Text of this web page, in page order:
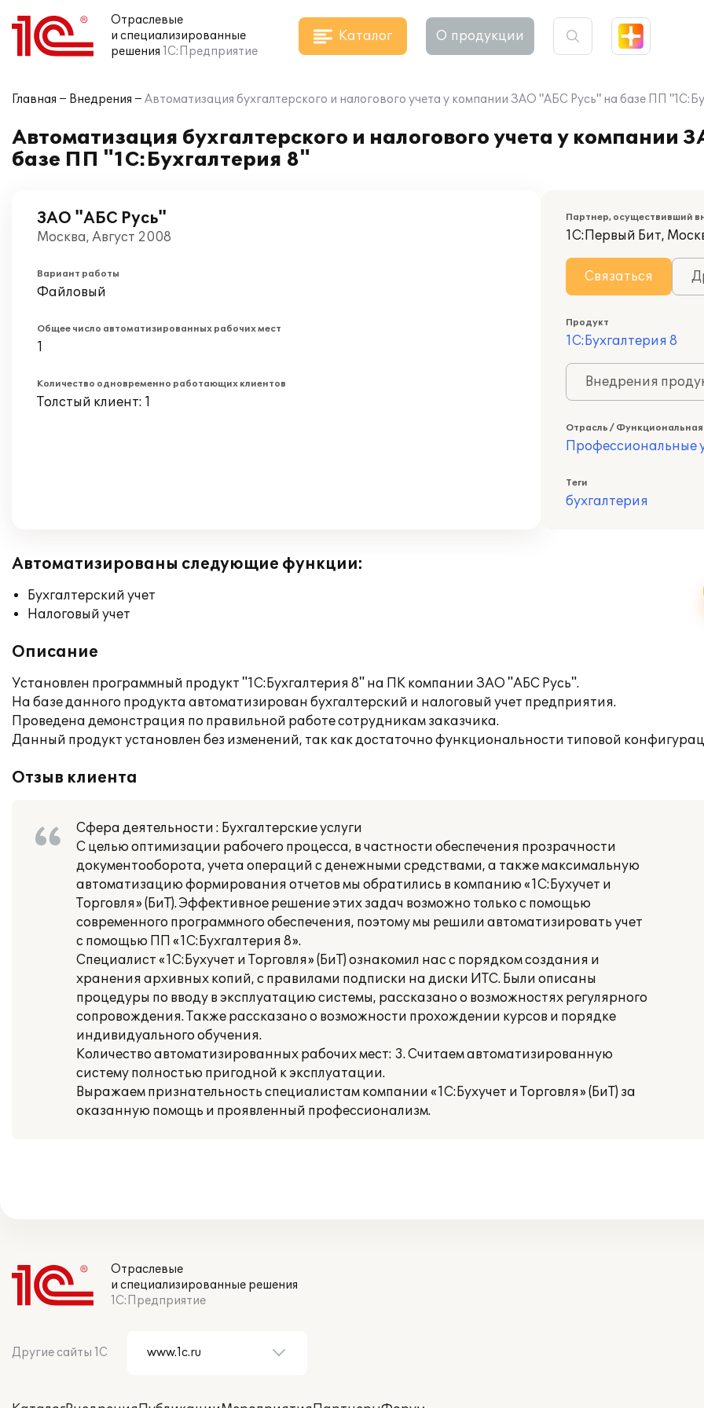
Отраслевые
и специализированные
решения 1С:Предприятие
Каталог О продукции
Главная Внедрения Автоматизация бухгалтерского и налогового учета у компании ЗАО "АБС Русь" на базе ПП
Автоматизация бухгалтерского и налогового учета у компании
базе ПП "1С:Бухгалтерия 8"
ЗАО "АБС Русь"
Москва, Август 2008
Вариант работы
Файловый
Общее число автоматизированных рабочих мест
1
Количество одновременно работающих клиентов
Толстый клиент: 1
Партнер, осуществивший
1С:Первый Бит,
Связаться
Продукт
1С:Бухгалтерия 8
Внедрения
Отрасль /
Профессиональные
Теги
бухгалтерия
Автоматизированы следующие функции:
Бухгалтерский учет
Налоговый учет
Описание
Установлен программный продукт "1С:Бухгалтерия 8" на ПК компании ЗАО "АБС Русь".
На базе данного продукта автоматизирован бухгалтерский и налоговый учет предприятия.
Проведена демонстрация по правильной работе сотрудникам заказчика.
Данный продукт установлен без изменений, так как достаточно функциональности типовой
Отзыв клиента
Сфера деятельности : Бухгалтерские услуги
С целью оптимизации рабочего процесса, в частности обеспечения прозрачности
документооборота, учета операций с денежными средствами, а также максимальную
автоматизацию формирования отчетов мы обратились в компанию «1С:Бухучет и
Торговля» (БиТ). Эффективное решение этих задач возможно только с помощью
современного программного обеспечения, поэтому мы решили автоматизировать учет
с помощью ПП «1С:Бухгалтерия 8».
Специалист «1С:Бухучет и Торговля» (БиТ) ознакомил нас с порядком создания и
хранения архивных копий, с правилами подписки на диски ИТС. Были описаны
процедуры по вводу в эксплуатацию системы, рассказано о возможностях регулярного
сопровождения. Также рассказано о возможности прохождении курсов и порядке
индивидуального обучения.
Количество автоматизированных рабочих мест: 3. Считаем автоматизированную
систему полностью пригодной к эксплуатации.
Выражаем признательность специалистам компании «1С:Бухучет и Торговля» (БиТ) за
оказанную помощь и проявленный профессионализм.
Отраслевые
и специализированные решения
1С:Предприятие
Другие сайты 1С